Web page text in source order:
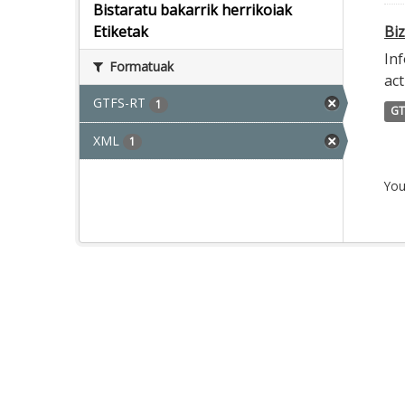
Bistaratu bakarrik herrikoiak
Etiketak
Formatuak
GTFS-RT 1
XML 1